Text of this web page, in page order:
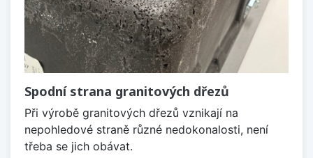
Spodní strana granitových dřezů
Při výrobě granitových dřezů vznikají na
nepohledové straně různé nedokonalosti, není
třeba se jich obávat.